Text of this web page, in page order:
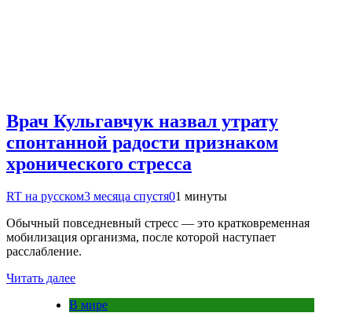
Врач Кульгавчук назвал утрату
спонтанной радости признаком
хронического стресса
RT на русском3 месяца спустя01 минуты
Обычный повседневный стресс — это кратковременная
мобилизация организма, после которой наступает
расслабление.
Читать далее
В мире